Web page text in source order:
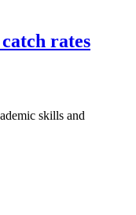
rates
skills and